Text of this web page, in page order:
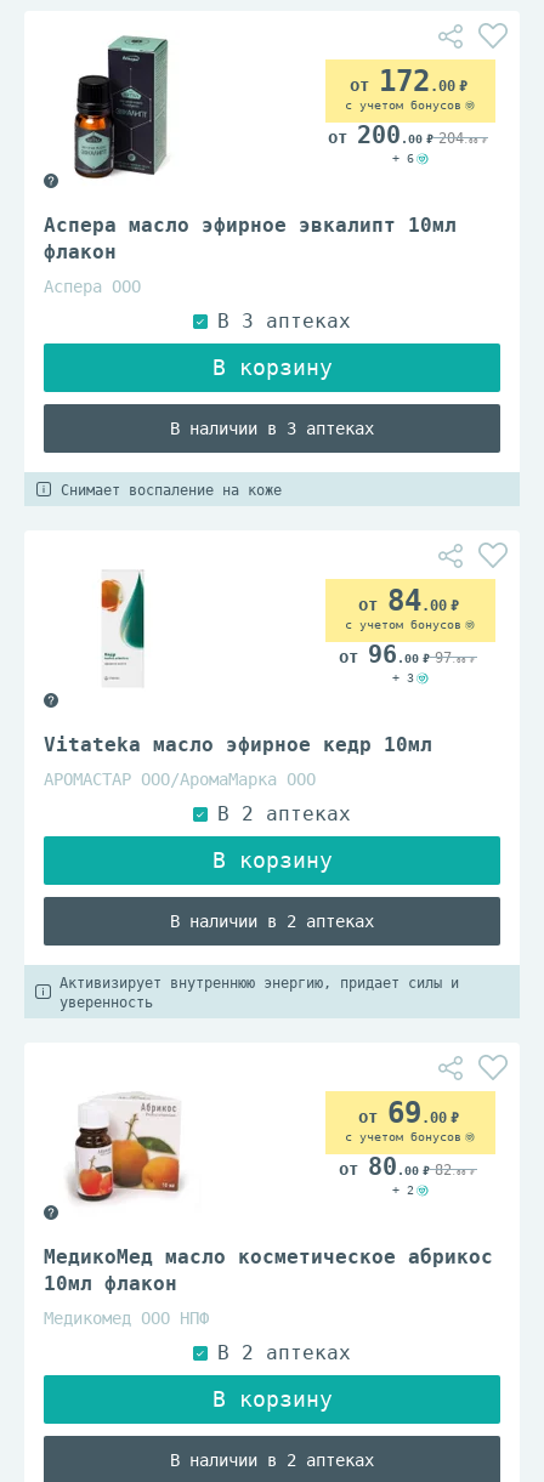
Аспера масло эфирное эвкалипт 10мл
флакон
Аспера ООО
В наличии в 3 аптеках
172 .00
с учетом бонусов
200 .00 204.00
+ 6
Снимает воспаление на коже
Vitateka масло эфирное кедр 10мл
АРОМАСТАР ООО/АромаМарка ООО
В наличии в 2 аптеках
84.00
с учетом бонусов
96 .00 97.00
+ 3
Активизирует внутреннюю энергию, придает силы и
уверенность
МедикоМед масло косметическое абрикос
10мл флакон
Медикомед ООО НПФ
В наличии в 2 аптеках
69 .00
с учетом бонусов
80 .00 82.00
+ 2